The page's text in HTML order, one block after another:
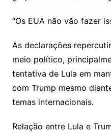
“Os EUA não vão fazer
As declarações
meio político,
tentativa de Lula em
com Trump mesmo
temas internacionais.
Relação entre Lula e